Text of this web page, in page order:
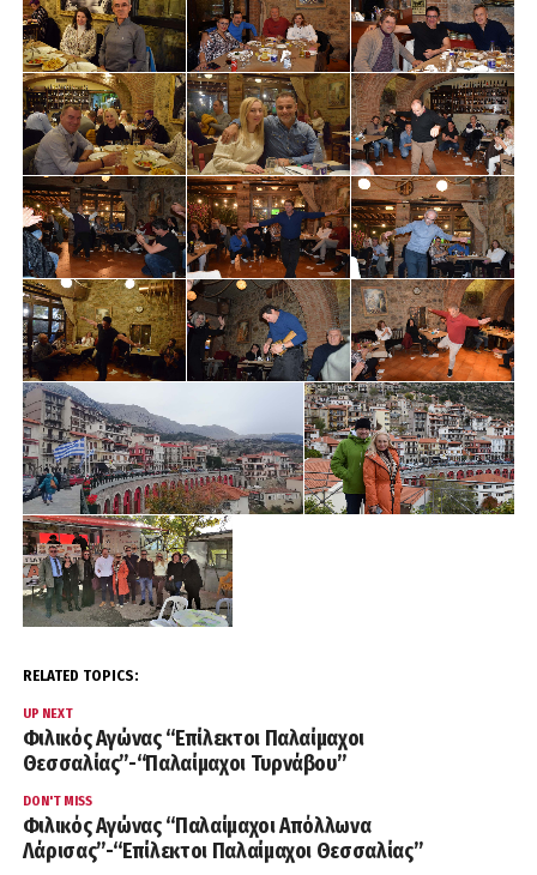
RELATED TOPICS:
UP NEXT
Φιλικός Αγώνας “Επίλεκτοι Παλαίμαχοι
Θεσσαλίας”-“Παλαίμαχοι Τυρνάβου”
DON'T MISS
Φιλικός Αγώνας “Παλαίμαχοι Απόλλωνα
Λάρισας”-“Επίλεκτοι Παλαίμαχοι Θεσσαλίας”